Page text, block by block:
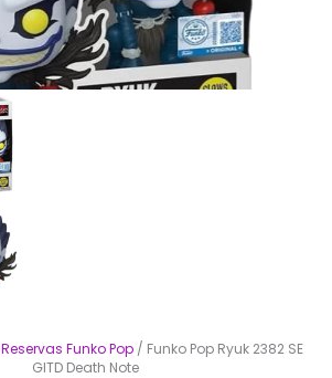
Reservas Funko Pop/ Funko Pop Ryuk 2382 SE
GITD Death Note